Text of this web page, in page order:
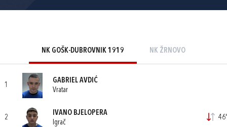
NK GOŠK-DUBROVNIK 1919 NK ŽRNOVO
1
GABRIEL AVDIĆ
Vratar
2
IVANO BJELOPERA
Igrač
46'